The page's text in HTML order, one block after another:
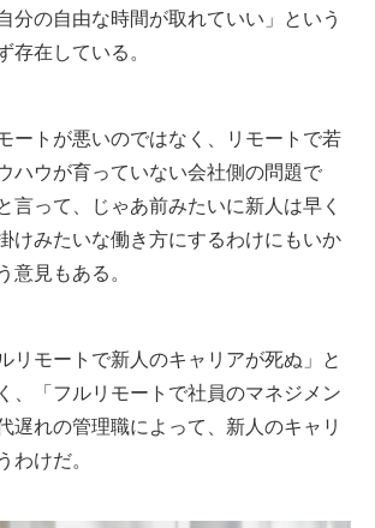
分の自由な時間が取れていい」という
存在している。
ートが悪いのではなく、リモートで若
ハウが育っていない会社側の問題で
言って、じゃあ前みたいに新人は早く
けみたいな働き方にするわけにもいか
意見もある。
リモートで新人のキャリアが死ぬ」と
、「フルリモートで社員のマネジメン
遅れの管理職によって、新人のキャリ
わけだ。